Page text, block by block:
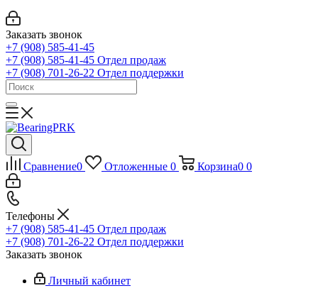
Заказать звонок
+7 (908) 585-41-45
+7 (908) 585-41-45 Отдел продаж
+7 (908) 701-26-22 Отдел поддержки
Сравнение0 Отложенные 0 Корзина0 0
Телефоны
+7 (908) 585-41-45 Отдел продаж
+7 (908) 701-26-22 Отдел поддержки
Заказать звонок
Личный кабинет